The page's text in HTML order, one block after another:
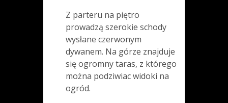
Z parteru na piętro
prowadzą szerokie schody
wysłane czerwonym
dywanem. Na górze znajduje
się ogromny taras, z którego
można podziwiac widoki na
ogród.